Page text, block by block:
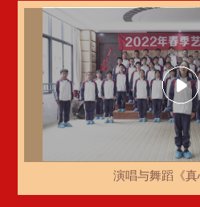
演唱与舞蹈《真